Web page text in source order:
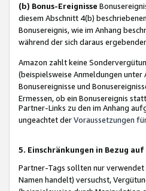
(b) Bonus-Ereignisse
diesem Abschnitt 4(b)
Bonusereignis, wie im Anhang
während der sich daraus
Amazon zahlt keine
(beispielsweise Anmeldungen
Bonusereignisse und
Ermessen, ob ein Bonusereignis
Partner-Links zu den im Anhang
ungeachtet derVoraussetzungen
5. Einschränkungen in Bezug
Partner-Tags sollten nur
Namen handelt) versuchst,